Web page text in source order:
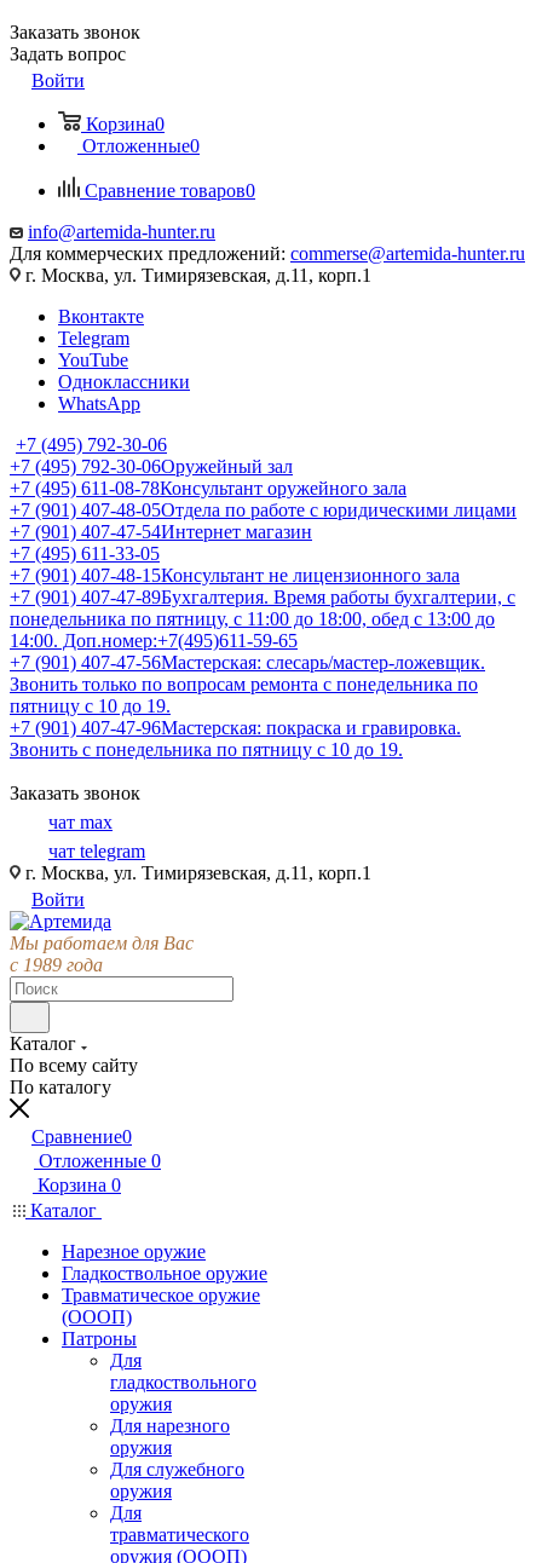
Заказать звонок
Задать вопрос
Войти
Корзина0
Отложенные0
Сравнение товаров0
info@artemida-hunter.ru
Для коммерческих предложений: commerse@artemida-hunter.ru
г. Москва, ул. Тимирязевская, д.11, корп.1
Вконтакте
Telegram
YouTube
Одноклассники
WhatsApp
+7 (495) 792-30-06
+7 (495) 792-30-06Оружейный зал
+7 (495) 611-08-78Консультант оружейного зала
+7 (901) 407-48-05Отдела по работе с юридическими лицами
+7 (901) 407-47-54Интернет магазин
+7 (495) 611-33-05
+7 (901) 407-48-15Консультант не лицензионного зала
+7 (901) 407-47-89Бухгалтерия. Время работы бухгалтерии, с
понедельника по пятницу, с 11:00 до 18:00, обед с 13:00 до
14:00. Доп.номер:+7(495)611-59-65
+7 (901) 407-47-56Мастерская: слесарь/мастер-ложевщик.
Звонить только по вопросам ремонта с понедельника по
пятницу с 10 до 19.
+7 (901) 407-47-96Мастерская: покраска и гравировка.
Звонить с понедельника по пятницу с 10 до 19.
Заказать звонок
чат max
чат telegram
г. Москва, ул. Тимирязевская, д.11, корп.1
Войти
Мы работаем для Вас
с 1989 года
Каталог
По всему сайту
По каталогу
Сравнение0
Отложенные 0
Корзина 0
Каталог
Нарезное оружие
Гладкоствольное оружие
Травматическое оружие
(ОООП)
Патроны
Для
гладкоствольного
оружия
Для нарезного
оружия
Для служебного
оружия
Для
травматического
оружия (ОООП)